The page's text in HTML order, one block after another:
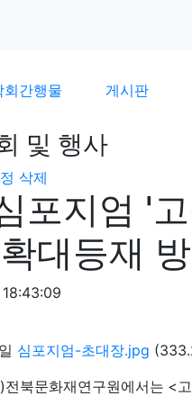
회간행물 게시판
및 행사
삭제
포지엄 '
대등재
심포지엄-초대장.jpg
)전북문화재연구원에서는 <